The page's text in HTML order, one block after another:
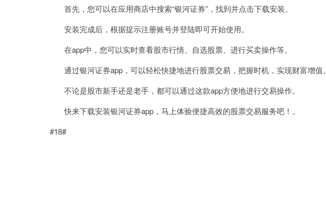
首先，您可以在应用商店中搜索“银河证券”，找到并点击下载安装。
安装完成后，根据提示注册账号并登陆即可开始使用。
在app中，您可以实时查看股市行情、自选股票、进行买卖操作等。
通过银河证券app，可以轻松快捷地进行股票交易，把握时机，实现财富增值。
不论是股市新手还是老手，都可以通过这款app方便地进行交易操作。
快来下载安装银河证券app，马上体验便捷高效的股票交易服务吧！。
#18#